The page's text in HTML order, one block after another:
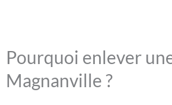
Pourquoi enlever
Magnanville ?